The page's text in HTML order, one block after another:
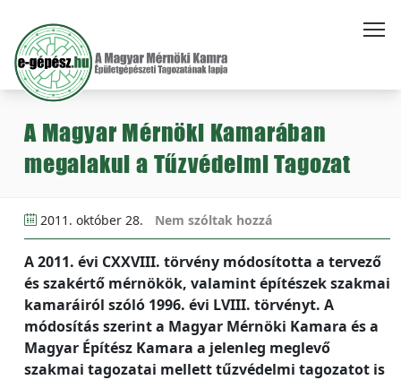
A Magyar Mérnöki Kamarában
megalakul a Tűzvédelmi Tagozat
2011. október 28. Nem szóltak hozzá
A 2011. évi CXXVIII. törvény módosította a tervező
és szakértő mérnökök, valamint építészek szakmai
kamaráiról szóló 1996. évi LVIII. törvényt. A
módosítás szerint a Magyar Mérnöki Kamara és a
Magyar Építész Kamara a jelenleg meglevő
szakmai tagozatai mellett tűzvédelmi tagozatot is